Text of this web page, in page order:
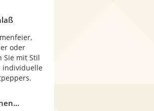
oder
Sie mit Stil
individuelle